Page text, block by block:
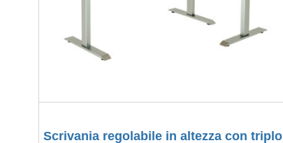
Scrivania regolabile in altezza con triplo